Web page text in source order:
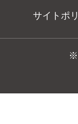
サイトポ